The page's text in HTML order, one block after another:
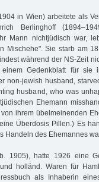
in Wien) arbeitete als
Berlinghoff
Mann nichtjüdisch war,
Mischehe". Sie starb am
während der NS-Zeit
Gedenkblatt für sie
non-jewish husband,
husband, who was
Ehemann
ihrem übelmeinenden
Überdosis Pillen.) Es
Handeln des Ehemannes
1905), hatte 1926 eine
holländ. Waren für
als Inhaberin